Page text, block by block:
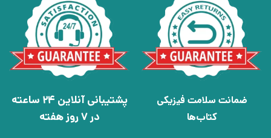
ضمانت سلامت فیزیکی
کتاب‌ها
پشتیبانی آنلاین 24 ساعته
در 7 روز هفته